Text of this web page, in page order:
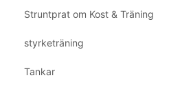
Struntprat om Kost & Träning
styrketräning
Tankar